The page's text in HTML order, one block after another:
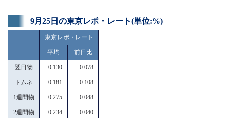
9月25日の東京レポ・レート(単位:%)
東京レポ・レート
平均 前日比
翌日物 -0.130 +0.078
トムネ -0.181 +0.108
1週間物 -0.275 +0.048
2週間物 -0.234 +0.040